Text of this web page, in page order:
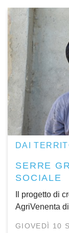
DAI
SERRE
SOCIALE
Il progetto di
AgriVenenta
GIOVEDÌ 10